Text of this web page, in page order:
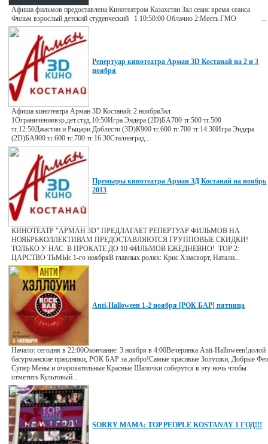
Афиша фильмов предоставлена Кинотеатром Казахстан Зал сеанс время сеанса
Фильм взрослый детский студенческий 1 10:50:00 Облачно 2:Месть ГМО ...
Репертуар кинотеатра Арман 3D Костанай на 2 и 3
ноября
Афиша кинотеатра Арман 3D Костанай: 2 ноябряЗал
1Ограничениявзр.дет.студ.10:50Игра Эндера (2D)БА700 тг.500 тг.500
тг.12:50Джастин и Рыцари Доблести (3D)К900 тг.600 тг.700 тг.14:30Игра Эндера
(2D)БА900 тг.600 тг.700 тг.16:30Сталинград...
Премьеры кинотеатра Арман 3Д Костанай на ноябрь
2013
КИНОТЕАТР "АРМАН 3D" ПРЕДЛАГАЕТ РЕПЕРТУАР ФИЛЬМОВ НА
НОЯБРЬКОЛЛЕКТИВАМ ПРЕДОСТАВЛЯЮТСЯ ГРУППОВЫЕ СКИДКИ!
ТОЛЬКО У НАС В ПРОКАТЕ ДО 10 ФИЛЬМОВ ЕЖЕДНЕВНО! ТОР 2:
ЦАРСТВО ТЬМЫс 1-го ноябряВ главных ролях: Крис Хэмсворт, Натали...
Anti-Halloween 1-2 ноября [РОК БАР] пятница
Начало: сегодня в 22:00Окончание: 3 ноября в 4:00Вечеринка Anti-Halloween!долой
басурманские праздники, РОК БАР за добро!Самые красивые Золушки, Добрые
Супер Мены и очаровательные Красные Шапочки соберутся в эту ночь чтобы
отметить Культовый...
SORRY MAMA: TOP PEOPLE KOSTANAY 1 ГОД!!!